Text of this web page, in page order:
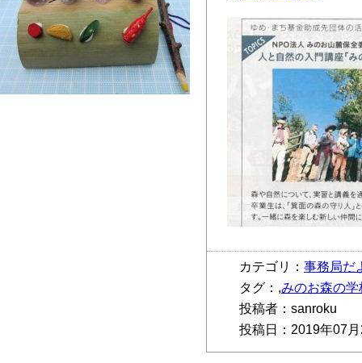
カテゴリ： 事務局だ
タグ：,みのお森の学
投稿者：sanroku
投稿日：2019年07